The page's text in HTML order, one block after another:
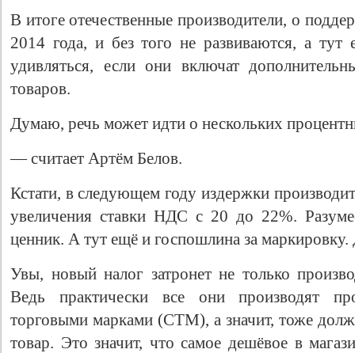
В итоге отечественные производители, о
2014 года, и без того не развиваются, а
удивляться, если они включат
товаров.
Думаю, речь может идти о нескольких
— считает Артём Белов.
Кстати, в следующем году издержки
увеличения ставки НДС с 20 до 22%.
ценник. А тут ещё и госпошлина за
Увы, новый налог затронет не только
Ведь практически все они производят
торговыми марками (СТМ), а значит, тоже
товар. Это значит, что самое дешёвое в